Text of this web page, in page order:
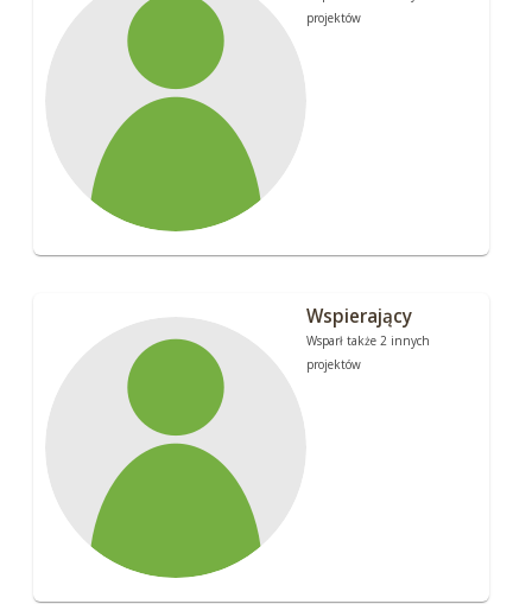
projektów
Wspierający
Wsparł także 2 innych
projektów